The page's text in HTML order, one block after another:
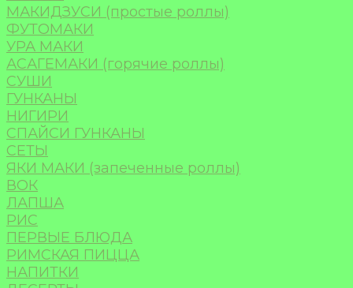
МАКИДЗУСИ (простые роллы)
ФУТОМАКИ
УРА МАКИ
АСАГЕМАКИ (горячие роллы)
СУШИ
ГУНКАНЫ
НИГИРИ
СПАЙСИ ГУНКАНЫ
СЕТЫ
ЯКИ МАКИ (запеченные роллы)
ВОК
ЛАПША
РИС
ПЕРВЫЕ БЛЮДА
РИМСКАЯ ПИЦЦА
НАПИТКИ